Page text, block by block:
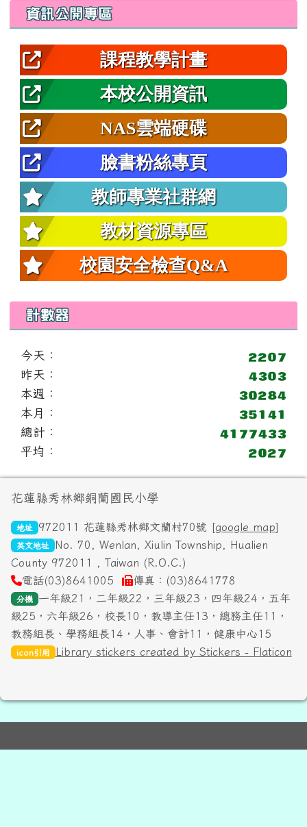
左邊區域內容
資訊公開專區
課程教學計畫
本校公開資訊
NAS雲端硬碟
臉書粉絲專頁
教師專業社群網
教材資源專區
校園安全檢查Q&A
計數器
今天：
昨天：
本週：
本月：
總計：
平均：
頁尾區域內容
花蓮縣秀林鄉銅蘭國民小學
地址 972011 花蓮縣秀林鄉文蘭村70號 [google map]
英文地址
No. 70, Wenlan, Xiulin Township, Hualien
County 972011 , Taiwan (R.O.C.)
電話(03)8641005
傳真：(03)8641778
分機
一年級21，二年級22，三年級23，四年級24，五年
級25，六年級26，校長10，教導主任13，總務主任11，
教務組長、學務組長14，人事、會計11，健康中心15
icon引用 Library stickers created by Stickers - Flaticon